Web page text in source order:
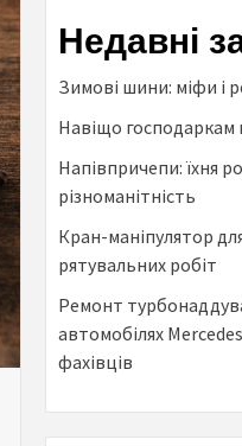
Недавні
Зимові шини: міфи і
Навіщо господаркам
Напівпричепи: їхня
різноманітність
Кран-маніпулятор
рятувальних робіт
Ремонт
автомобілях
фахівців